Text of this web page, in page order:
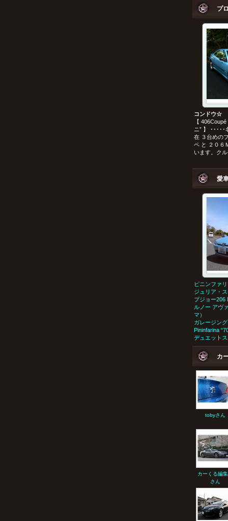
プ
コンドウ☆
【
ニ” 】 ････
在 ３台めの
ペ と ２０６
います。ク
愛
ピニンファ
ジュリア・
プジョー206
ルノー アヴ
マ）
ガレージン
Pininfarina
デュエット
カ
tobyさん
カーくる編
さん